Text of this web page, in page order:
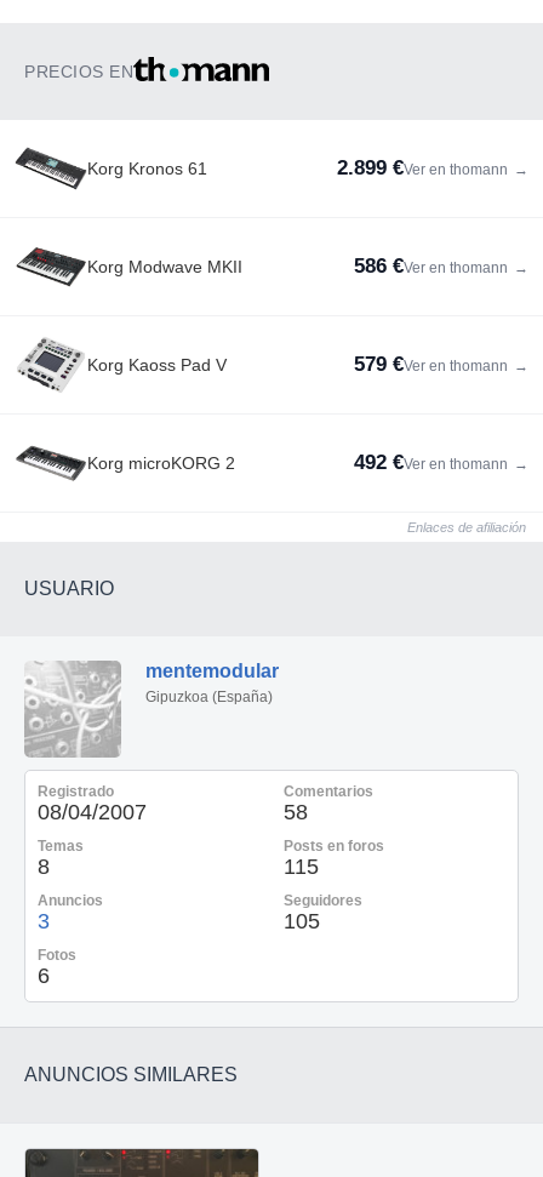
PRECIOS EN
Korg Kronos 61 2.899 €Ver en thomann →
Korg Modwave MKII 586 €Ver en thomann →
Korg Kaoss Pad V 579 €Ver en thomann →
Korg microKORG 2 492 €Ver en thomann →
Enlaces de afiliación
USUARIO
mentemodular
Gipuzkoa (España)
Registrado
08/04/2007
Comentarios
58
Temas
8
Posts en foros
115
Anuncios
3
Seguidores
105
Fotos
6
ANUNCIOS SIMILARES